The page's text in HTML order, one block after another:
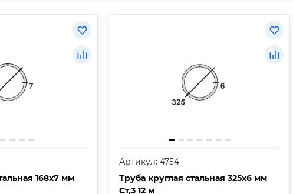
168х7 мм
Артикул: 4754
Труба круглая стальная 325х6 мм
Ст,3 12 м